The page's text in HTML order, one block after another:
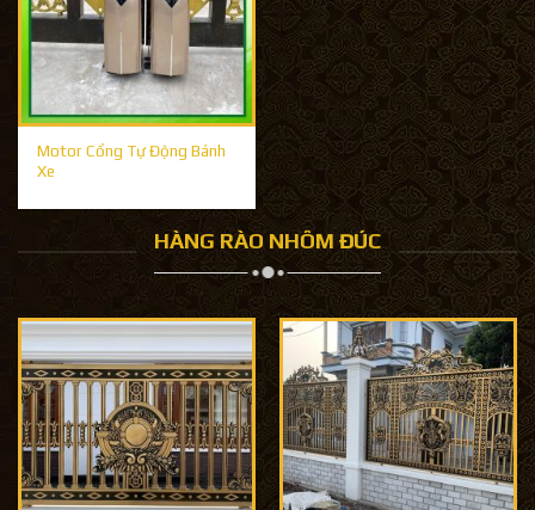
Motor Cổng Tự Động Bánh
Xe
HÀNG RÀO NHÔM ĐÚC